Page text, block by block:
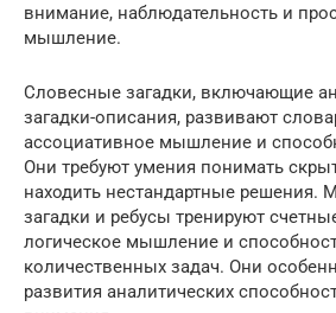
внимание, наблюдательность и
мышление.
Словесные загадки, включающие
загадки-описания, развивают
ассоциативное мышление и
Они требуют умения понимать
находить нестандартные решения.
загадки и ребусы тренируют
логическое мышление и
количественных задач. Они
развития аналитических